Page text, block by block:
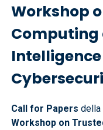
Workshop
Call for Papers della
Workshop on